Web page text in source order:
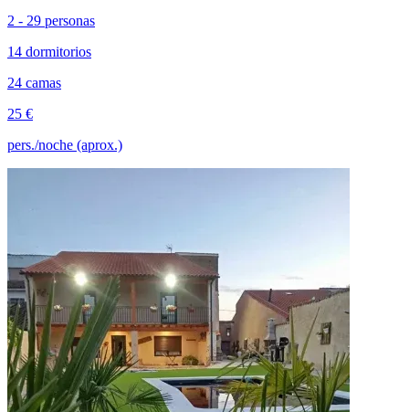
2 - 29 personas
14 dormitorios
24 camas
25 €
pers./noche (aprox.)